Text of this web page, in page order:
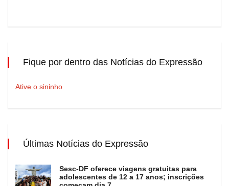
Fique por dentro das Notícias do Expressão
Ative o sininho
Últimas Notícias do Expressão
Sesc-DF oferece viagens gratuitas para
adolescentes de 12 a 17 anos; inscrições